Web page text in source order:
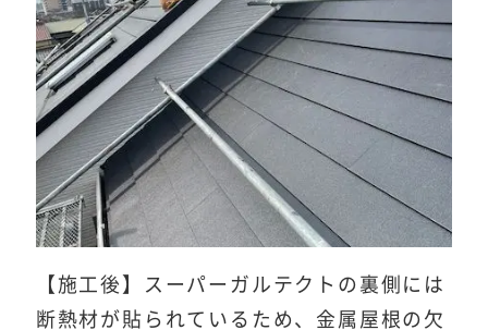
【施工後】スーパーガルテクトの裏側には
断熱材が貼られているため、金属屋根の欠